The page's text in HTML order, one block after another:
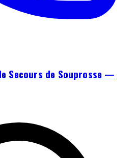
Secours de Souprosse —